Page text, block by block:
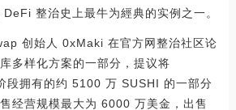
整治史上最牛为經典的实例之一。
创始人 0xMaki 在官方网整治社区论
多样化方案的一部分，提议将
段拥有的约 5100 万 SUSHI 的一部分
经营规模最大为 6000 万美金，出售